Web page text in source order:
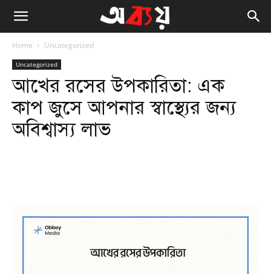
Home Uncategorized
Uncategorized
আখের রসের উপকারিতা: এক
কাপ জুসে আপনার স্বাস্থ্যের জন্য
অবিশ্বাস্য লাভ